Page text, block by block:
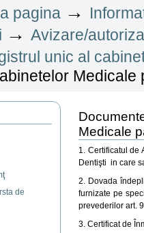
pagina →
→Avizare/
unic al
Medicale
de
Medicale
1. Certificatul de
Dentişti in care
2. Dovada
furnizate pe
prevederilor art.
3. Certificat de